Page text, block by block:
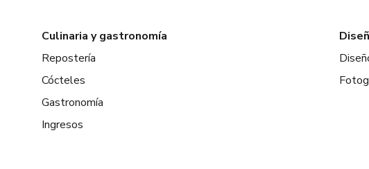
Culinaria y gastronomía
Repostería
Cócteles
Gastronomía
Ingresos